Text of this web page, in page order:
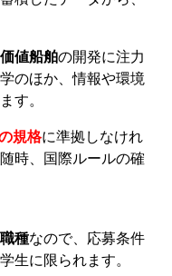
値船舶の開発に注力
のほか、情報や環境
す。
規格に準拠しなけれ
時、国際ルールの確
種なので、応募条件
生に限られます。